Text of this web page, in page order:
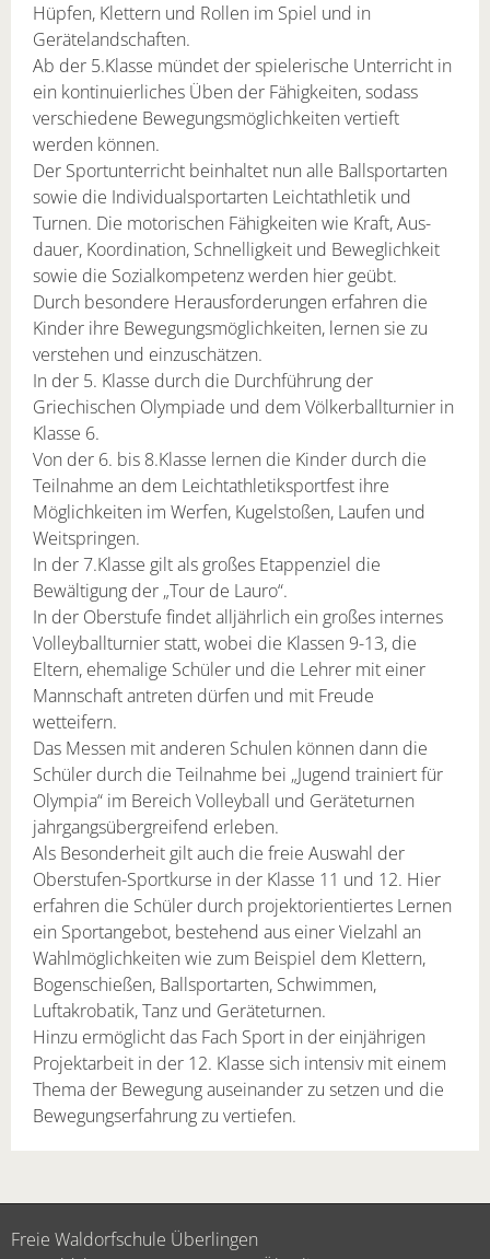
Hüpfen, Klettern und Rollen im Spiel und in
Geräteland­schaften.
Ab der 5.Klasse mündet der spielerische Unterricht in
ein kontinuierliches Üben der Fähigkeiten, sodass
verschiedene Bewegungsmöglichkeiten vertieft
werden können.
Der Sportunterricht beinhaltet nun alle Ballsportarten
sowie die Individualsport­arten Leichtathletik und
Turnen. Die motorischen Fähigkeiten wie Kraft, Aus­
dauer, Koordination, Schnelligkeit und Beweglichkeit
sowie die Sozialkom­petenz werden hier geübt.
Durch besondere Herausforderungen erfahren die
Kinder ihre Bewegungs­möglichkeiten, lernen sie zu
verstehen und einzuschätzen.
In der 5. Klasse durch die Durchführung der
Griechischen Olympiade und dem Völkerballturnier in
Klasse 6.
Von der 6. bis 8.Klasse lernen die Kinder durch die
Teilnahme an dem Leichtathletiksportfest ihre
Möglichkeiten im Werfen, Kugelstoßen, Laufen und
Weitspringen.
In der 7.Klasse gilt als großes Etappenziel die
Bewältigung der „Tour de Lauro“.
In der Oberstufe findet alljährlich ein großes internes
Volleyballturnier statt, wobei die Klassen 9-13, die
Eltern, ehemalige Schüler und die Lehrer mit einer
Mannschaft antreten dürfen und mit Freude
wetteifern.
Das Messen mit anderen Schulen können dann die
Schüler durch die Teilnah­me bei „Jugend trainiert für
Olympia“ im Bereich Volleyball und Geräteturnen
jahrgangsübergreifend erleben.
Als Besonderheit gilt auch die freie Auswahl der
Oberstufen-Sportkurse in der Klasse 11 und 12. Hier
erfahren die Schüler durch projektorientiertes Lernen
ein Sportangebot, bestehend aus einer Vielzahl an
Wahlmöglichkeiten wie zum Beispiel dem Klettern,
Bogenschießen, Ballsportarten, Schwimmen,
Luftakrobatik, Tanz und Geräteturnen.
Hinzu ermöglicht das Fach Sport in der einjährigen
Projektarbeit in der 12. Klasse sich intensiv mit einem
Thema der Bewegung auseinander zu setzen und die
Bewegungserfahrung zu vertiefen.
Freie Waldorfschule Überlingen